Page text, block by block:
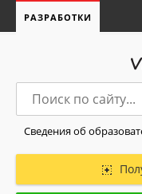
РАЗРАБОТКИ
Сведения об